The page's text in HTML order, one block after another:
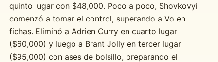
quinto lugar con $48,000. Poco a poco, Shovkovyi
comenzó a tomar el control, superando a Vo en
fichas. Eliminó a Adrien Curry en cuarto lugar
($60,000) y luego a Brant Jolly en tercer lugar
($95,000) con ases de bolsillo, preparando el